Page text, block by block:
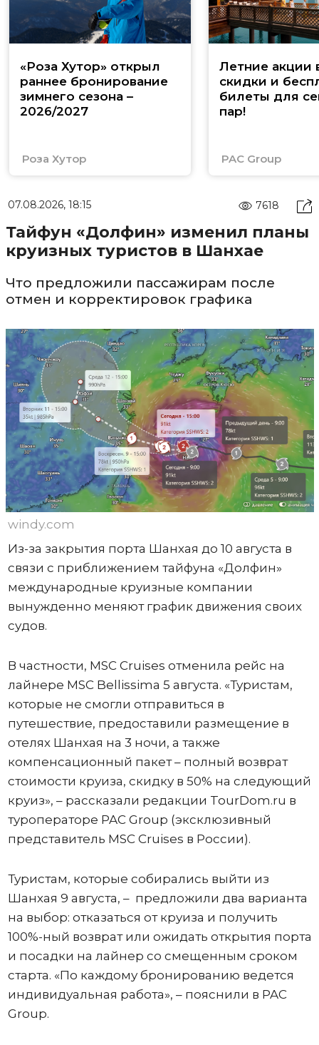
«Роза Хутор» открыл
раннее бронирование
зимнего сезона –
2026/2027
Роза Хутор
Летние акции
скидки и
билеты для
пар!
PAC Group
07.08.2026, 18:15 7618
Тайфун «Долфин» изменил планы
круизных туристов в Шанхае
Что предложили пассажирам после
отмен и корректировок графика
windy.com
Из-за закрытия порта Шанхая до 10 августа в
связи с приближением тайфуна «Долфин»
международные круизные компании
вынужденно меняют график движения своих
судов.
В частности, MSC Cruises отменила рейс на
лайнере MSC Bellissima 5 августа. «Туристам,
которые не смогли отправиться в
путешествие, предоставили размещение в
отелях Шанхая на 3 ночи, а также
компенсационный пакет – полный возврат
стоимости круиза, скидку в 50% на следующий
круиз», – рассказали редакции TourDom.ru в
туроператоре PAC Group (эксклюзивный
представитель MSC Cruises в России).
Туристам, которые собирались выйти из
Шанхая 9 августа, – предложили два варианта
на выбор: отказаться от круиза и получить
100%-ный возврат или ожидать открытия порта
и посадки на лайнер со смещенным сроком
старта. «По каждому бронированию ведется
индивидуальная работа», – пояснили в PAC
Group.